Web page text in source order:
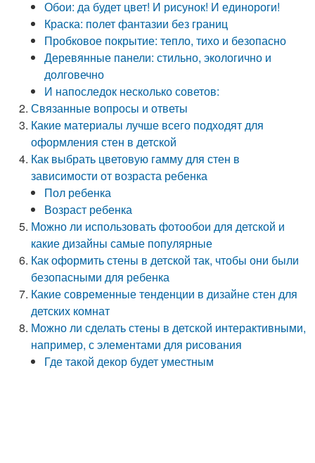
Обои: да будет цвет! И рисунок! И единороги!
Краска: полет фантазии без границ
Пробковое покрытие: тепло, тихо и безопасно
Деревянные панели: стильно, экологично и
долговечно
И напоследок несколько советов:
Связанные вопросы и ответы
Какие материалы лучше всего подходят для
оформления стен в детской
Как выбрать цветовую гамму для стен в
зависимости от возраста ребенка
Пол ребенка
Возраст ребенка
Можно ли использовать фотообои для детской и
какие дизайны самые популярные
Как оформить стены в детской так, чтобы они были
безопасными для ребенка
Какие современные тенденции в дизайне стен для
детских комнат
Можно ли сделать стены в детской интерактивными,
например, с элементами для рисования
Где такой декор будет уместным